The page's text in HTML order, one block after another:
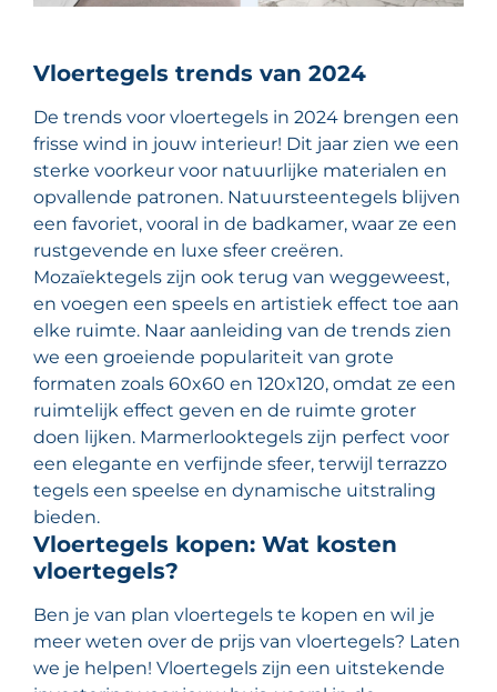
Vloertegels trends van 2024
De trends voor vloertegels in 2024 brengen een
frisse wind in jouw interieur! Dit jaar zien we een
sterke voorkeur voor natuurlijke materialen en
opvallende patronen. Natuursteentegels blijven
een favoriet, vooral in de badkamer, waar ze een
rustgevende en luxe sfeer creëren.
Mozaïektegels zijn ook terug van weggeweest,
en voegen een speels en artistiek effect toe aan
elke ruimte. Naar aanleiding van de trends zien
we een groeiende populariteit van grote
formaten zoals 60x60 en 120x120, omdat ze een
ruimtelijk effect geven en de ruimte groter
doen lijken. Marmerlooktegels zijn perfect voor
een elegante en verfijnde sfeer, terwijl terrazzo
tegels een speelse en dynamische uitstraling
bieden.
Vloertegels kopen: Wat kosten
vloertegels?
Ben je van plan vloertegels te kopen en wil je
meer weten over de prijs van vloertegels? Laten
we je helpen! Vloertegels zijn een uitstekende